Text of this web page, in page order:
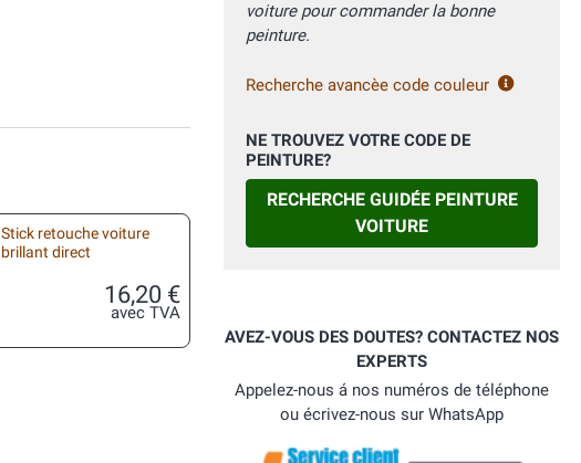
Stick retouche voiture
brillant direct
16,20 €
avec TVA
voiture pour commander la bonne
peinture.
Recherche avancèe code couleur
NE TROUVEZ VOTRE CODE DE
PEINTURE?
RECHERCHE GUIDÉE PEINTURE
VOITURE
AVEZ-VOUS DES DOUTES? CONTACTEZ NOS
EXPERTS
Appelez-nous á nos numéros de téléphone
ou écrivez-nous sur WhatsApp